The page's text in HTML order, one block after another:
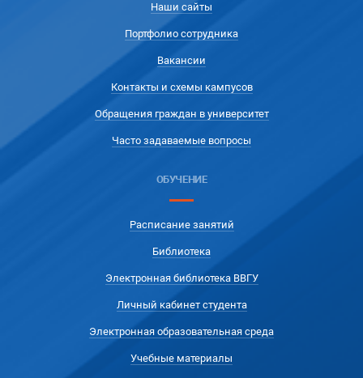
Наши сайты
Портфолио сотрудника
Вакансии
Контакты и схемы кампусов
Обращения граждан в университет
Часто задаваемые вопросы
ОБУЧЕНИЕ
Расписание занятий
Библиотека
Электронная библиотека ВВГУ
Личный кабинет студента
Электронная образовательная среда
Учебные материалы